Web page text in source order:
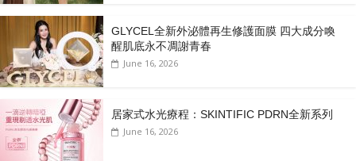
GLYCEL全新外泌體再生修護面膜 四大成分喚
醒肌底永不凋謝青春
June 16, 2026
居家式水光療程：SKINTIFIC PDRN全新系列
June 16, 2026